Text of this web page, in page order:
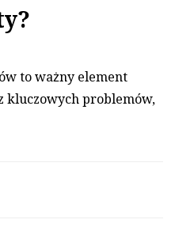
to ważny element
kluczowych problemów,